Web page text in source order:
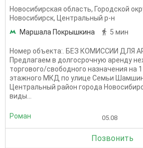
Новосибирская область, Городской
Новосибирск,
Центральный р-н
Маршала Покрышкина
5 мин
Номер объекта:. БЕЗ КОМИССИИ ДЛЯ
Предлагаем в долгосрочную аренду
торгового/свободного назначения на
этажного МКД по улице Семьи
Центральный район города
виды...
Роман 05.08
Позвонить